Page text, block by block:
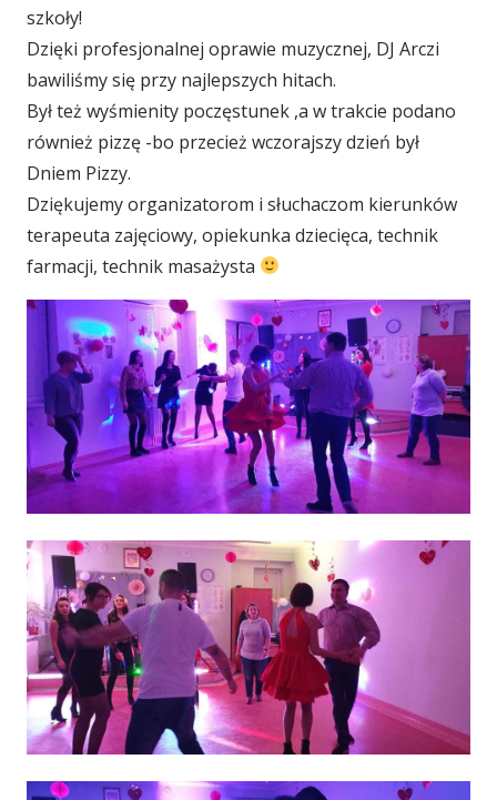
szkoły!
Dzięki profesjonalnej oprawie muzycznej, DJ Arczi
bawiliśmy się przy najlepszych hitach.
Był też wyśmienity poczęstunek ,a w trakcie podano
również pizzę -bo przecież wczorajszy dzień był
Dniem Pizzy.
Dziękujemy organizatorom i słuchaczom kierunków
terapeuta zajęciowy, opiekunka dziecięca, technik
farmacji, technik masażysta